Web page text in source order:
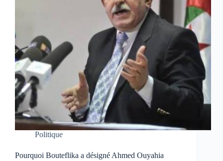
Politique
Pourquoi Bouteflika a désigné Ahmed Ouyahia